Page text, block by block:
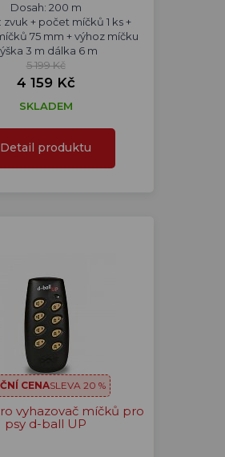
Dosah: 200 m
zvuk + počet míčků 1 ks +
75 mm + výhoz míčku
3 m dálka 6 m
5 199 Kč
4 159 Kč
SKLADEM
Detail produktu
CENASLEVA 20 %
vyhazovač míčků pro
psy d-ball UP